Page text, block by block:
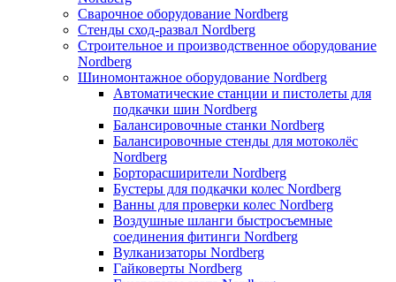
Сварочное оборудование Nordberg
Стенды сход-развал Nordberg
Строительное и производственное оборудование
Nordberg
Шиномонтажное оборудование Nordberg
Автоматические станции и пистолеты для
подкачки шин Nordberg
Балансировочные станки Nordberg
Балансировочные стенды для мотоколёс
Nordberg
Борторасширители Nordberg
Бустеры для подкачки колес Nordberg
Ванны для проверки колес Nordberg
Воздушные шланги быстросъемные
соединения фитинги Nordberg
Вулканизаторы Nordberg
Гайковерты Nordberg